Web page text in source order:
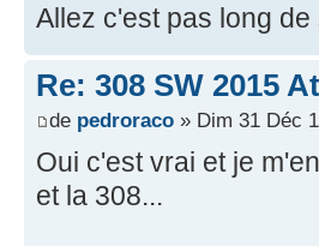
Allez c'est pas long
Re: 308 SW 2015
de pedroraco » Dim 31 Déc
Oui c'est vrai et je
et la 308...